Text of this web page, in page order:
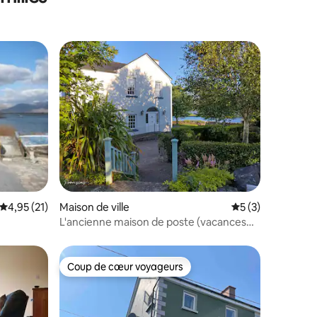
: 4,92 sur 5
Évaluation moyenne sur la base de 21 commentaires : 4,95 sur 5
4,95 (21)
Maison de ville Évaluation
5 (3)
L'ancienne maison de poste (vacances
Coup de cœur voyageurs
Coup de cœur voyageurs